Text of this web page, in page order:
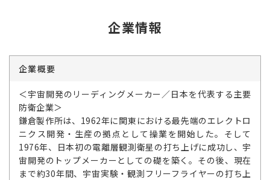
企業情報
企業概要
＜宇宙開発のリーディングメーカー／日本を代表する主要
防衛企業＞
鎌倉製作所は、1962年に関東における最先端のエレクトロ
ニクス開発・生産の拠点として操業を開始した。そして
1976年、日本初の電離層観測衛星の打ち上げに成功し、宇
宙開発のトップメーカーとしての礎を築く。その後、現在
まで約30年間、宇宙実験・観測フリーフライヤーの打ち上